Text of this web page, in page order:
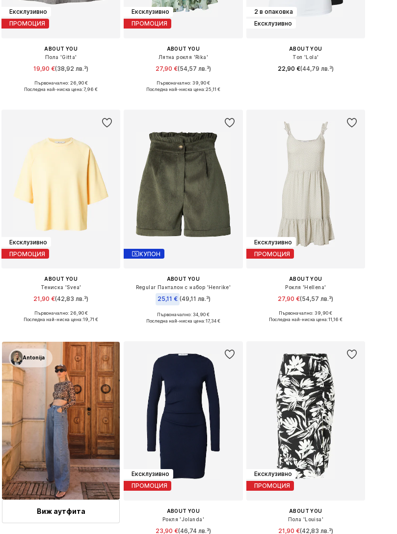
Ексклузивно
ПРОМОЦИЯ
ABOUT YOU
Пола 'Gitta'
19,90 €(38,92 лв.³)
Налични размери: 36, 38, 40
Първоначално: 26,90 €
Последна най-ниска цена:7,96 €
Ексклузивно
ПРОМОЦИЯ
ABOUT YOU
Лятна рокля 'Rika'
27,90 €(54,57 лв.³)
Налични размери: 34, 36, 38, 40
Първоначално: 39,90 €
Последна най-ниска цена:25,11 €
2 в опаковка
Ексклузивно
ABOUT YOU
Топ 'Lola'
22,90 €(44,79 лв.³)
Ексклузивно
ПРОМОЦИЯ
ABOUT YOU
Тениска 'Svea'
21,90 €(42,83 лв.³)
Налични размери: XS, S, M, L, XL
Първоначално: 26,90 €
Последна най-ниска цена:19,71 €
КУПОН
ABOUT YOU
Regular Панталон с набор 'Henrike'
25,11 € (49,11 лв.³)
Налични размери: 36, 38, 42
Първоначално: 34,90 €
Последна най-ниска цена:17,34 €
Ексклузивно
ПРОМОЦИЯ
ABOUT YOU
Рокля 'Hellena'
27,90 €(54,57 лв.³)
Налични размери: 34, 36, 38, 40, 42, 44
Първоначално: 39,90 €
Последна най-ниска цена:11,16 €
Antonija
Виж аутфита
Ексклузивно
ПРОМОЦИЯ
ABOUT YOU
Рокля 'Jolanda'
23,90 €(46,74 лв.³)
Ексклузивно
ПРОМОЦИЯ
ABOUT YOU
Пола 'Louisa'
21,90 €(42,83 лв.³)